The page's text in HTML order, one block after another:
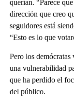
querían. “Parece
dirección que creo
seguidores está
“Esto es lo que
Pero los
una vulnerabilidad
que ha perdido el
del público.